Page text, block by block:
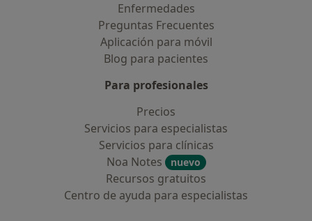
Enfermedades
Preguntas Frecuentes
Aplicación para móvil
Blog para pacientes
Para profesionales
Precios
Servicios para especialistas
Servicios para clínicas
Noa Notes
nuevo
Recursos gratuitos
Centro de ayuda para especialistas